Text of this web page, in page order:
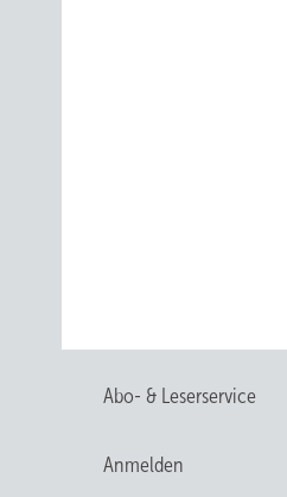
Abo- & Leserservice
Anmelden